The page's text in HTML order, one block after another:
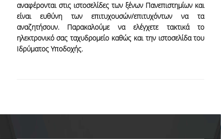
αναφέρονται στις ιστοσελίδες των ξένων Πανεπιστημίων και
είναι ευθύνη των επιτυχουσών/επιτυχόντων να τα
αναζητήσουν. Παρακαλούμε να ελέγχετε τακτικά το
ηλεκτρονικό σας ταχυδρομείο καθώς και την ιστοσελίδα του
Ιδρύματος Υποδοχής.